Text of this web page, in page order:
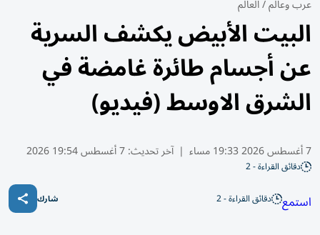
عرب وعالم/العالم
البيت الأبيض يكشف السرية
عن أجسام طائرة غامضة في
الشرق الاوسط (فيديو)
7 أغسطس 2026 19:33 مساء | آخر تحديث:7 أغسطس 19:54 2026
دقائق القراءة - 2
استمع دقائق القراءة - 2 شارك